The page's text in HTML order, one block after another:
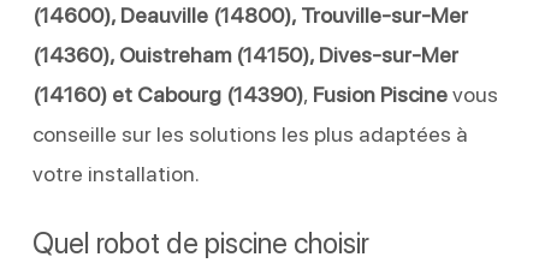
(14600), Deauville (14800), Trouville-sur-Mer
(14360), Ouistreham (14150), Dives-sur-Mer
(14160) et Cabourg (14390), Fusion Piscinevous
conseille sur les solutions les plus adaptées à
votre installation.
Quel robot de piscine choisir